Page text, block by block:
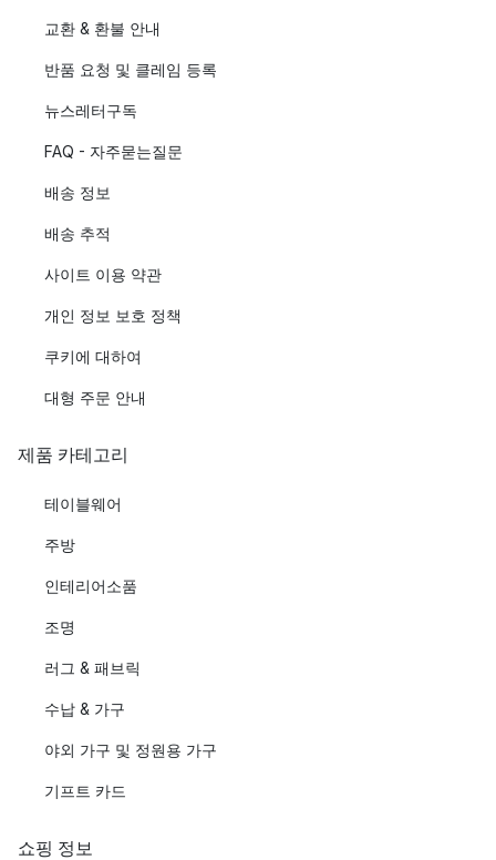
교환 & 환불 안내
반품 요청 및 클레임 등록
뉴스레터구독
FAQ - 자주묻는질문
배송 정보
배송 추적
사이트 이용 약관
개인 정보 보호 정책
쿠키에 대하여
대형 주문 안내
제품 카테고리
테이블웨어
주방
인테리어소품
조명
러그 & 패브릭
수납 & 가구
야외 가구 및 정원용 가구
기프트 카드
쇼핑 정보